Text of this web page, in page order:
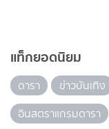
แท็กยอดนิยม
ดารา ข่าวบันเทิง
อินสตราแกรมดารา